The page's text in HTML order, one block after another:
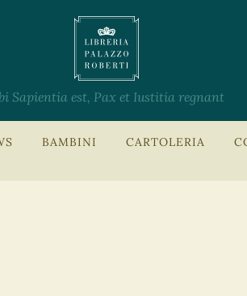
Sapientia est, Pax et Iustitia regnant
BAMBINI CARTOLERIA